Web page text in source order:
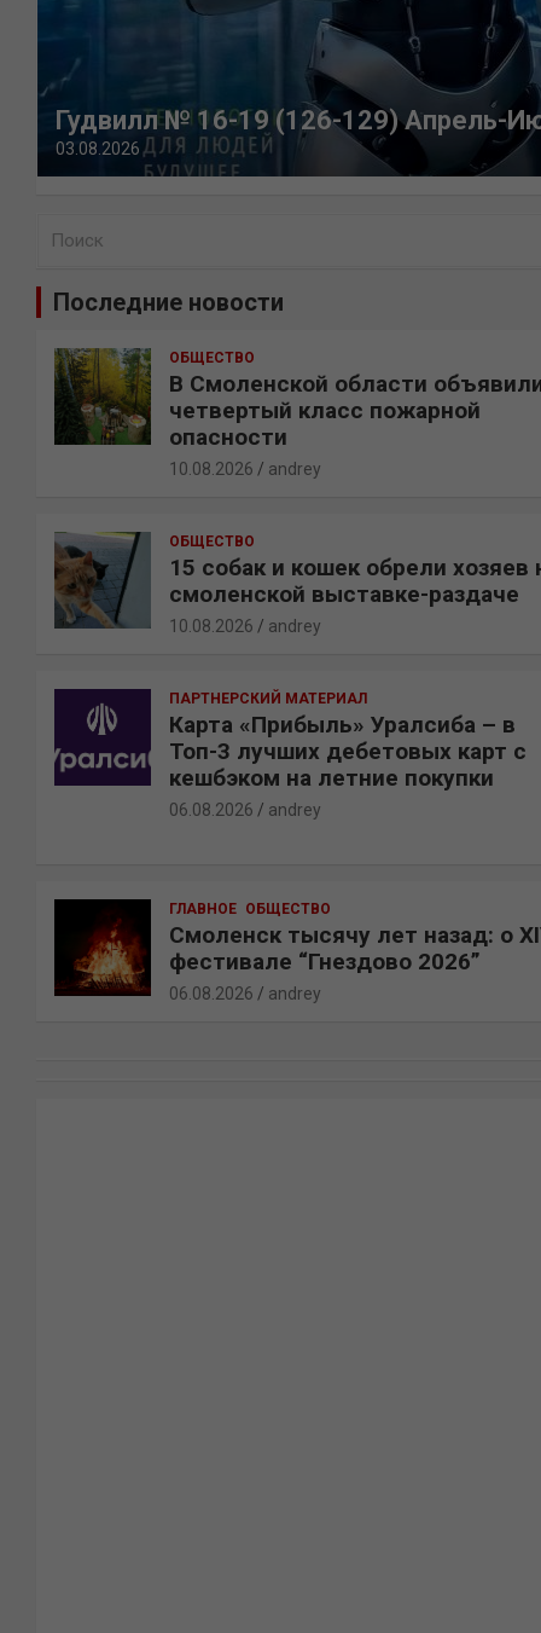
Гудвилл № 16-19 (126-129) Апрель-
03.08.2026
Последние новости
ОБЩЕСТВО
В Смоленской области
четвертый класс пожарной
опасности
10.08.2026 andrey
ОБЩЕСТВО
15 собак и кошек обрели хозяев
смоленской выставке-раздаче
10.08.2026 andrey
ПАРТНЕРСКИЙ МАТЕРИАЛ
Карта «Прибыль» Уралсиба – в
Топ-3 лучших дебетовых карт с
кешбэком на летние покупки
06.08.2026 andrey
ГЛАВНОЕ ОБЩЕСТВО
Смоленск тысячу лет назад: о
фестивале “Гнездово 2026”
06.08.2026 andrey